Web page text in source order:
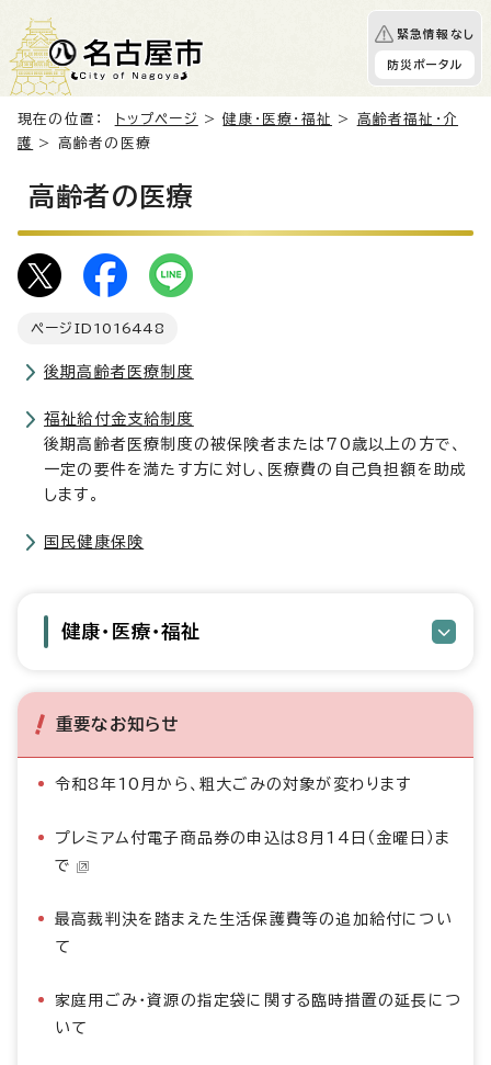
緊急情報なし
防災ポータル
現在の位置： トップページ >健康・医療・福祉 > 高齢者福祉・介
護
> 高齢者の医療
高齢者の医療
ページID 1016448
後期高齢者医療制度
福祉給付金支給制度
後期高齢者医療制度の被保険者または70歳以上の方で、
一定の要件を満たす方に対し、医療費の自己負担額を助成
します。
国民健康保険
健康・医療・福祉
重要なお知らせ
令和8年10月から、粗大ごみの対象が変わります
プレミアム付電子商品券の申込は8月14日（金曜日）ま
で
最高裁判決を踏まえた生活保護費等の追加給付につい
て
家庭用ごみ・資源の指定袋に関する臨時措置の延長につ
いて